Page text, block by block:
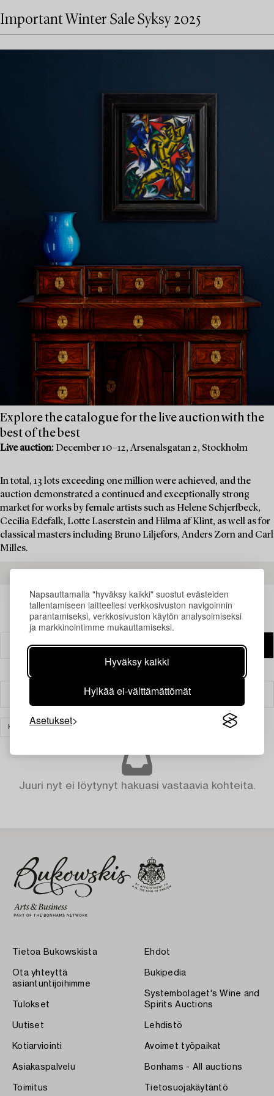
Napsauttamalla "hyväksy kaikki" suostut evästeiden
tallentamiseen laitteellesi verkkosivuston navigoinnin
parantamiseksi, verkkosivuston käytön analysoimiseksi
ja markkinointimme mukauttamiseksi.
Hyväksy kaikki
Hylkää ei-välttämättömät
Asetukset
Important Winter Sale Syksy 2025
Explore the catalogue for the live auction with the
best of the best
Live auction: December 10–12, Arsenalsgatan 2, Stockholm
In total, 13 lots exceeding one million were achieved, and the
auction demonstrated a continued and exceptionally strong
market for works by female artists such as Helene Schjerfbeck,
Cecilia Edefalk, Lotte Laserstein and Hilma af Klint, as well as for
classical masters including Bruno Liljefors, Anders Zorn and Carl
Milles.
Suodatin
KERAMIIKKA
Juuri nyt ei löytynyt hakuasi vastaavia kohteita.
Tietoa Bukowskista
Ota yhteyttä
asiantuntijoihimme
Tulokset
Uutiset
Kotiarviointi
Asiakaspalvelu
Toimitus
Ehdot
Bukipedia
Systembolaget's Wine and
Spirits Auctions
Lehdistö
Avoimet työpaikat
Bonhams - All auctions
Tietosuojakäytäntö